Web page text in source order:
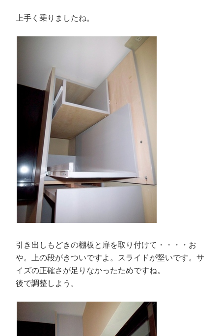
上手く乗りましたね。
引き出しもどきの棚板と扉を取り付けて・・・・お
や。上の段がきついですよ。スライドが堅いです。サ
イズの正確さが足りなかったためですね。
後で調整しよう。